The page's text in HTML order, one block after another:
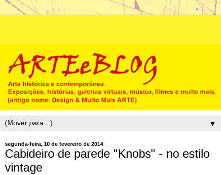
▼
segunda-feira, 10 de fevereiro de 2014
Cabideiro de parede "Knobs" - no estilo
vintage